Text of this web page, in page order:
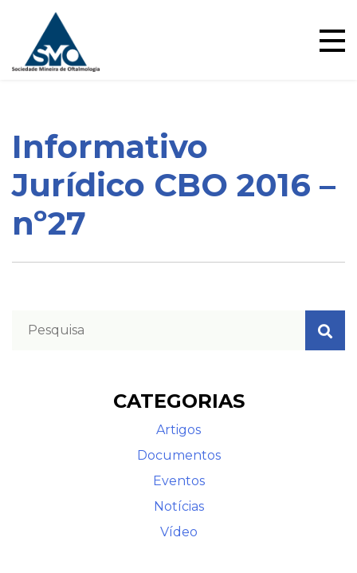
content
Blog
Informativo
Jurídico CBO 2016 –
nº27
CATEGORIAS
Artigos
Documentos
Eventos
Notícias
Vídeo